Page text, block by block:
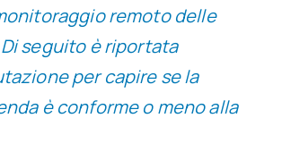
remoto delle
seguito è riportata
per capire se la
è conforme o meno alla